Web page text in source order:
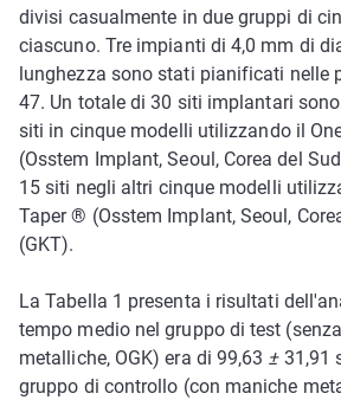
divisi casualmente in due gruppi di
ciascuno. Tre impianti di 4,0 mm di
lunghezza sono stati pianificati nelle
47. Un totale di 30 siti implantari
siti in cinque modelli utilizzando il
(Osstem Implant, Seoul, Corea del
15 siti negli altri cinque modelli
Taper ® (Osstem Implant, Seoul,
(GKT).
La Tabella 1 presenta i risultati
tempo medio nel gruppo di test
metalliche, OGK) era di 99,63 ± 31,91
gruppo di controllo (con maniche